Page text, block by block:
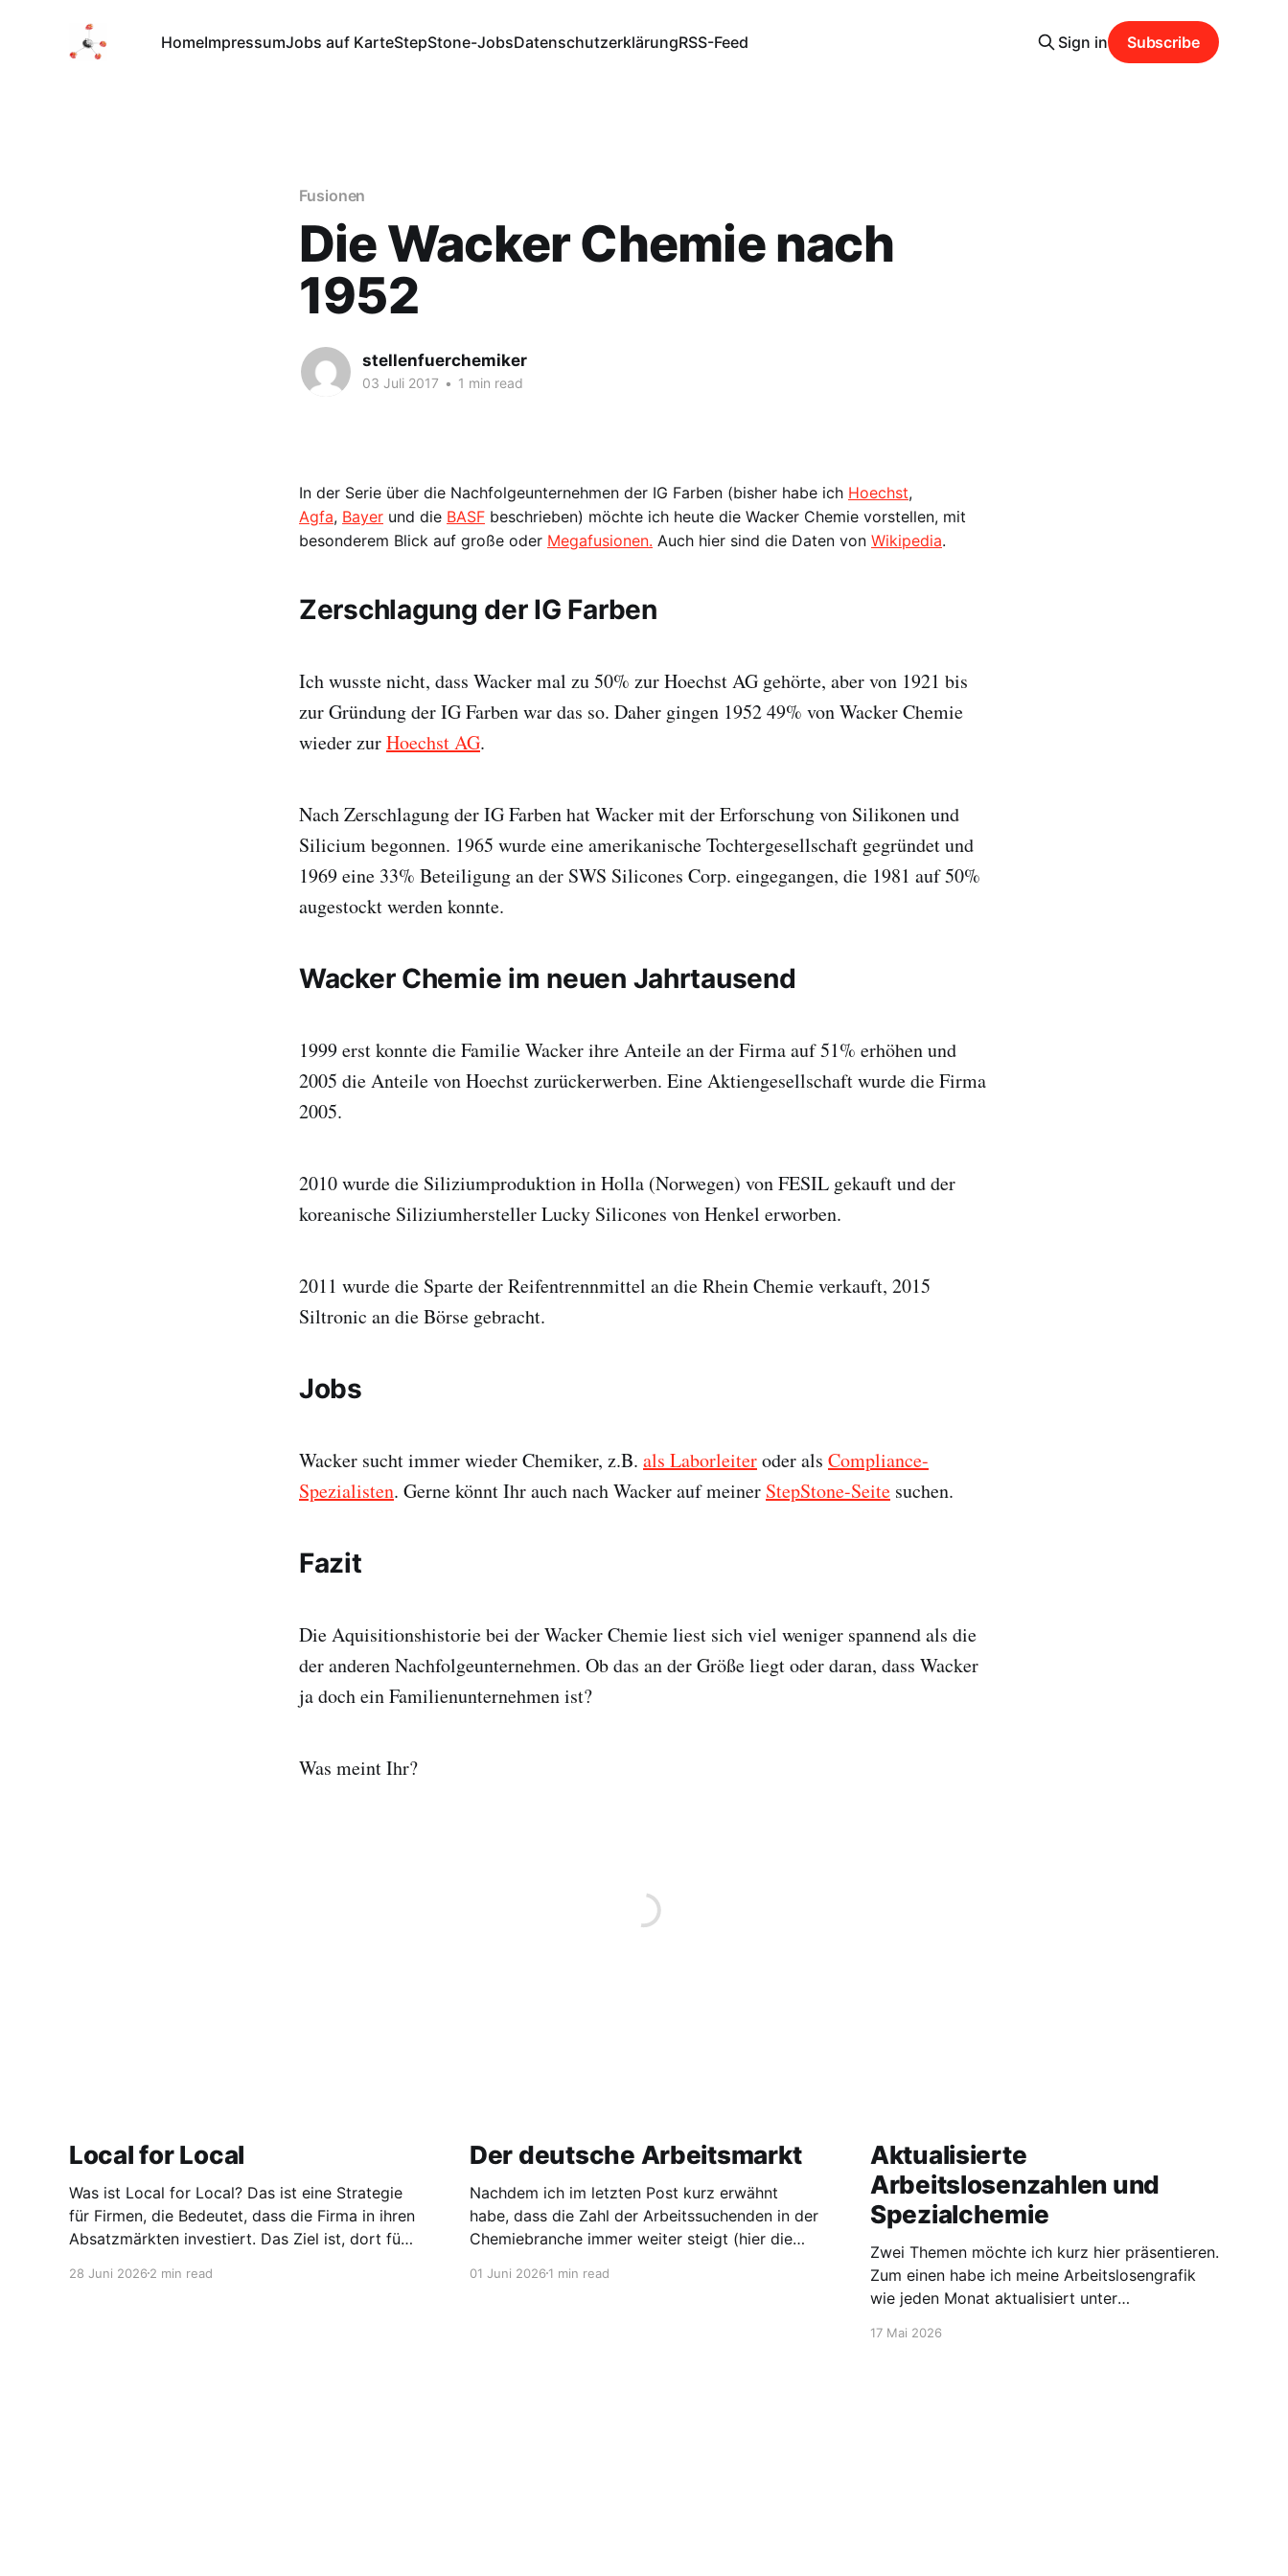
HomeImpressumJobs auf KarteStepStone-JobsDatenschutzerklärungRSS-Feed Sign in Subscribe
Fusionen
Die Wacker Chemie nach
1952
stellenfuerchemiker
03 Juli 2017 • 1 min read
In der Serie über die Nachfolgeunternehmen der IG Farben (bisher habe ich Hoechst,
Agfa, Bayer und die BASF beschrieben) möchte ich heute die Wacker Chemie vorstellen, mit
besonderem Blick auf große oder Megafusionen. Auch hier sind die Daten von Wikipedia.
Zerschlagung der IG Farben
Ich wusste nicht, dass Wacker mal zu 50% zur Hoechst AG gehörte, aber von 1921 bis
zur Gründung der IG Farben war das so. Daher gingen 1952 49% von Wacker Chemie
wieder zurHoechst AG.
Nach Zerschlagung der IG Farben hat Wacker mit der Erforschung von Silikonen und
Silicium begonnen. 1965 wurde eine amerikanische Tochtergesellschaft gegründet und
1969 eine 33% Beteiligung an der SWS Silicones Corp. eingegangen, die 1981 auf 50%
augestockt werden konnte.
Wacker Chemie im neuen Jahrtausend
1999 erst konnte die Familie Wacker ihre Anteile an der Firma auf 51% erhöhen und
2005 die Anteile von Hoechst zurückerwerben. Eine Aktiengesellschaft wurde die Firma
2005.
2010 wurde die Siliziumproduktion in Holla (Norwegen) von FESIL gekauft und der
koreanische Siliziumhersteller Lucky Silicones von Henkel erworben.
2011 wurde die Sparte der Reifentrennmittel an die Rhein Chemie verkauft, 2015
Siltronic an die Börse gebracht.
Jobs
Wacker sucht immer wieder Chemiker, z.B. als Laborleiteroder als Compliance-
Spezialisten. Gerne könnt Ihr auch nach Wacker auf meiner StepStone-Seite suchen.
Fazit
Die Aquisitionshistorie bei der Wacker Chemie liest sich viel weniger spannend als die
der anderen Nachfolgeunternehmen. Ob das an der Größe liegt oder daran, dass Wacker
ja doch ein Familienunternehmen ist?
Was meint Ihr?
Local for Local
Was ist Local for Local? Das ist eine Strategie
für Firmen, die Bedeutet, dass die Firma in ihren
Absatzmärkten investiert. Das Ziel ist, dort für
entwickeln. Diese Strategie ist von Toyota
28 Juni 2026 2 min read
Der deutsche Arbeitsmarkt
Nachdem ich im letzten Post kurz erwähnt
habe, dass die Zahl der Arbeitssuchenden in der
Chemiebranche immer weiter steigt (hier die
den gesamten Arbeitsmarkt werfen. Laut
01 Juni 20261 min read
Aktualisierte
Arbeitslosenzahlen und
Spezialchemie
Zwei Themen möchte ich kurz hier präsentieren.
Zum einen habe ich meine Arbeitslosengrafik
wie jeden Monat aktualisiert unter
chemiker.de/arbeitslose-chemiker/. Und die
17 Mai 2026